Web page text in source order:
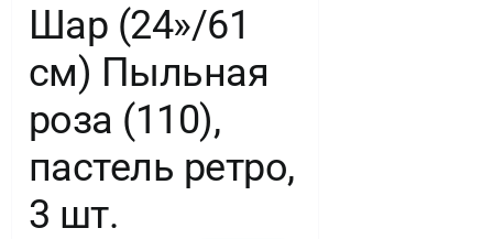
Шар (24»/61
см) Пыльная
роза (110),
пастель ретро,
3 шт.